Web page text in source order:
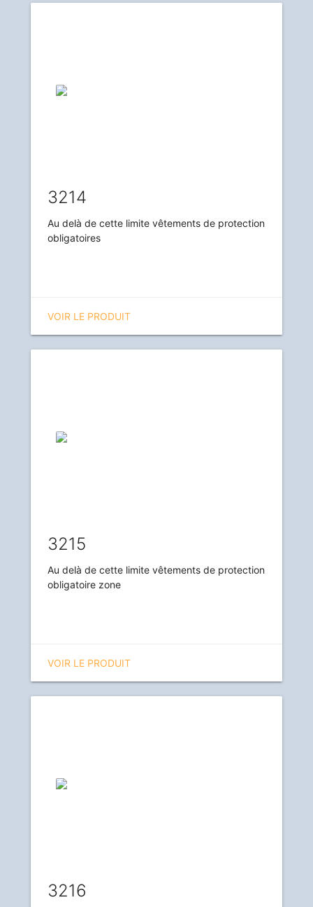
3214
Au delà de cette limite vêtements de protection
obligatoires
VOIR LE PRODUIT
3215
Au delà de cette limite vêtements de protection
obligatoire zone
VOIR LE PRODUIT
3216